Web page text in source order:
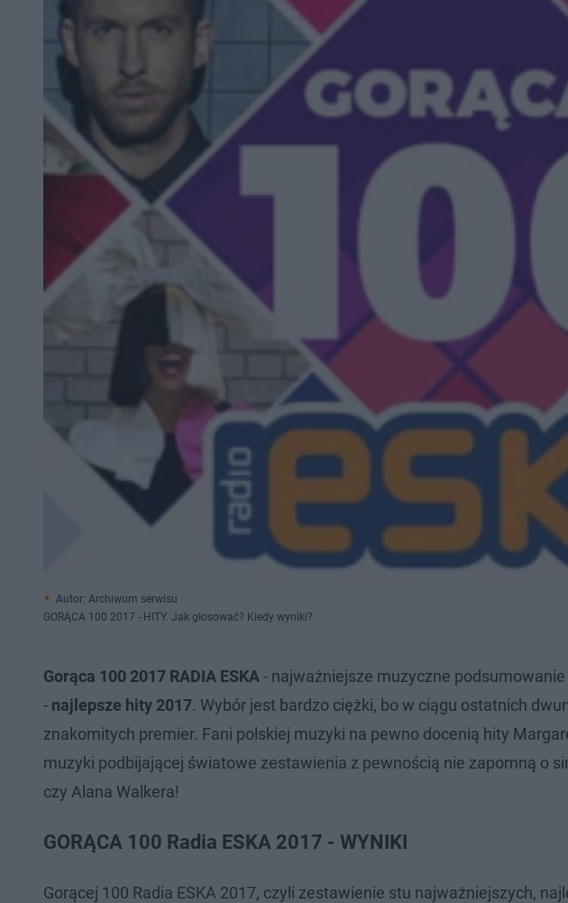
Autor: Archiwum serwisu
GORĄCA 100 2017 - HITY. Jak głosować? Kiedy wyniki?
Gorąca 100 2017 RADIA ESKA- najważniejsze muzyczne podsumowanie
- najlepsze hity 2017. Wybór jest bardzo ciężki, bo w ciągu ostatnich
znakomitych premier. Fani polskiej muzyki na pewno docenią hity
muzyki podbijającej światowe zestawienia z pewnością nie zapomną o
czy Alana Walkera!
GORĄCA 100 Radia ESKA 2017 - WYNIKI
Gorącej 100 Radia ESKA 2017, czyli zestawienie stu najważniejszych,